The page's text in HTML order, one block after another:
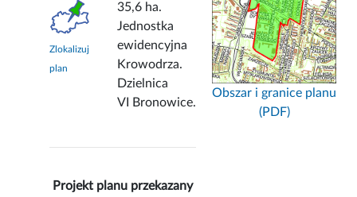
Zlokalizuj
plan
35,6 ha.
Jednostka
ewidencyjna
Krowodrza.
Dzielnica
VI Bronowice.
Projekt planu przekazany
Obszar i granice planu
(PDF)